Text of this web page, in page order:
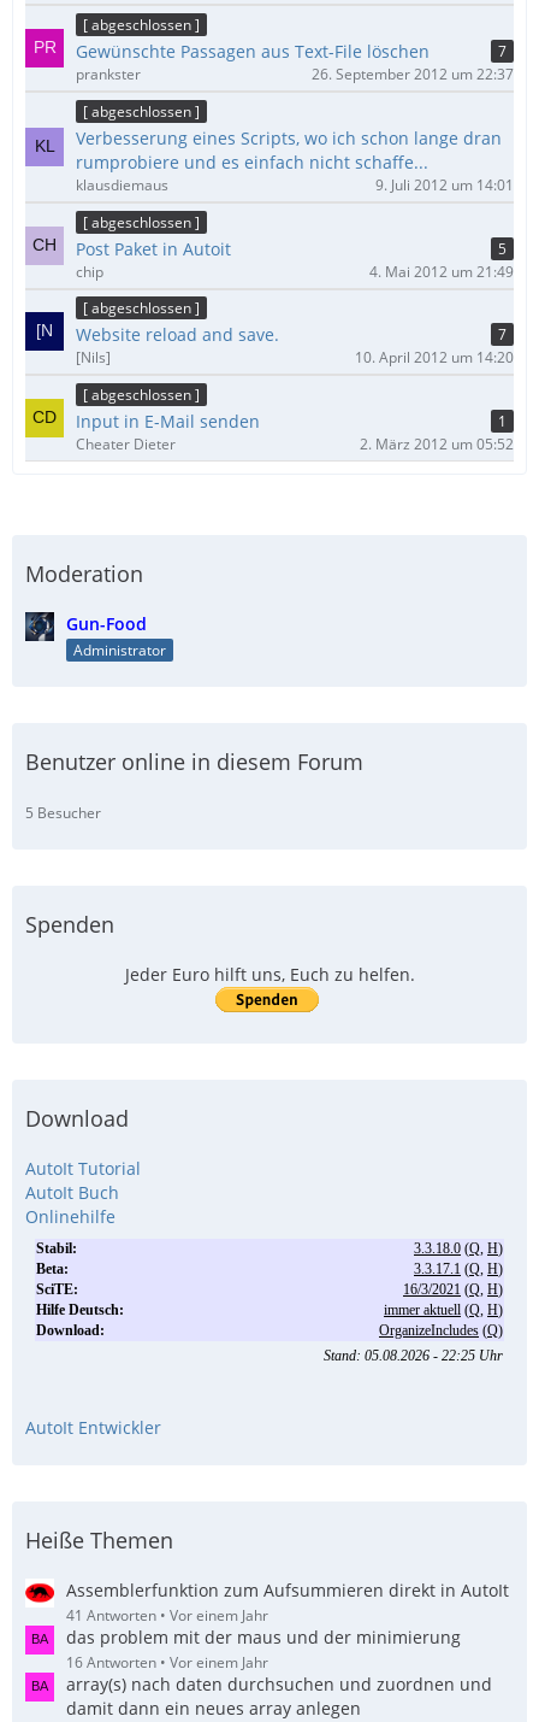
[ abgeschlossen ]
Gewünschte Passagen aus Text-File löschen
7
prankster
26. September 2012 um 22:37
[ abgeschlossen ]
Verbesserung eines Scripts, wo ich schon lange dran
rumprobiere und es einfach nicht schaffe...
klausdiemaus
9. Juli 2012 um 14:01
[ abgeschlossen ]
Post Paket in Autoit
5
chip
4. Mai 2012 um 21:49
[ abgeschlossen ]
Website reload and save.
7
[Nils]
10. April 2012 um 14:20
[ abgeschlossen ]
Input in E-Mail senden
1
Cheater Dieter
2. März 2012 um 05:52
Moderation
Gun-Food
Administrator
Benutzer online in diesem Forum
5 Besucher
Spenden
Jeder Euro hilft uns, Euch zu helfen.
Download
AutoIt Tutorial
AutoIt Buch
Onlinehilfe
AutoIt Entwickler
Heiße Themen
Assemblerfunktion zum Aufsummieren direkt in AutoIt
41 Antworten Vor einem Jahr
das problem mit der maus und der minimierung
16 Antworten Vor einem Jahr
array(s) nach daten durchsuchen und zuordnen und
damit dann ein neues array anlegen